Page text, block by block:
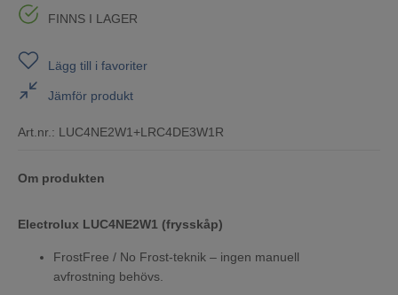
FINNS I LAGER
Lägg till i favoriter
Jämför produkt
Art.nr.: LUC4NE2W1+LRC4DE3W1R
Om produkten
Electrolux LUC4NE2W1 (frysskåp)
FrostFree / No Frost-teknik – ingen manuell
avfrostning behövs.